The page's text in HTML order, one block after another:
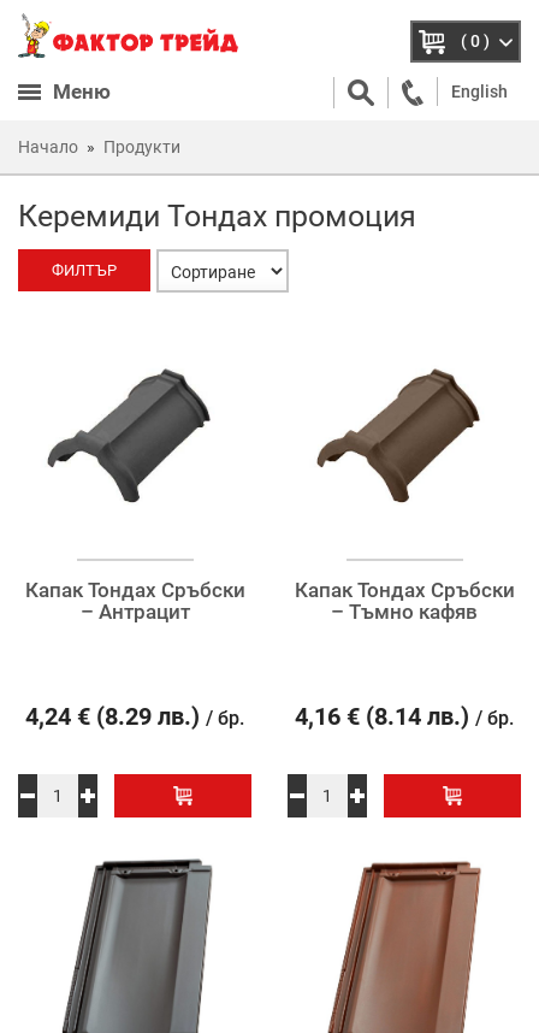
( 0 )
Меню English
Начало Продукти
Керемиди Тондах промоция
ФИЛТЪР
Капак Тондах Сръбски
– Антрацит
4,24 € (8.29 лв.) / бр.
Капак Тондах Сръбски
– Тъмно кафяв
4,16 € (8.14 лв.) / бр.